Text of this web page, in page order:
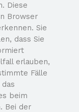
Diese
Browser
Sie
dass Sie
erlauben,
Fälle
beim
Bei der